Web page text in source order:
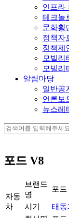
인프라
테크놀
문화횡
정책자
정책제
모빌리
모빌리
알림마당
일반공
언론보
뉴스레
검
포드 V8
자동
차
브랜드
명
포드
시기
태동